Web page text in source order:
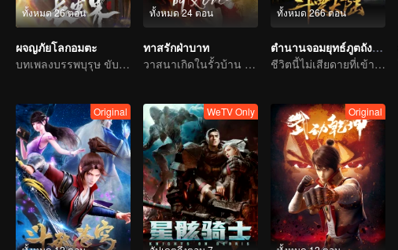
ทั้งหมด 26 ตอน
ผจญภัยโลกอมตะ
บทเพลงบรรพบุรุษ ขับขานด้วยเลือดและน้ำตา
ทั้งหมด 24 ตอน
ทาสรักฝ่าบาท
วาสนาเกิดในรั้วบ้าน รักสลายที่ตำหนักบูรพา
ทั้งหมด 266 ตอน
ตำนานจอมยุทธ์ภูตถังซาน
ชีวิตนี้ไม่เสียดายที่เข้านิกายถัง
Original WeTV Only Original